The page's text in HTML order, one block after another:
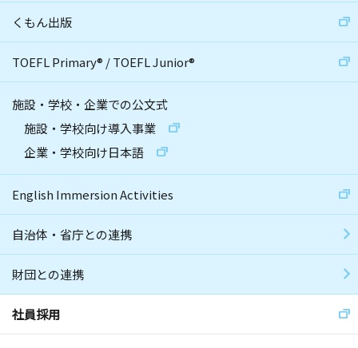
くもん出版
TOEFL Primary® /TOEFL Junior®
施設・学校・企業での公文式
施設・学校向け導入事業
企業・学校向け日本語
English Immersion Activities
自治体・省庁との連携
財団との連携
社員採用